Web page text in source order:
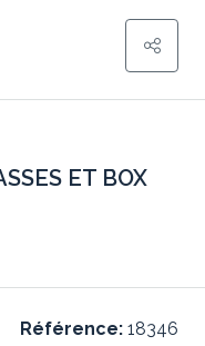
ET BOX
Référence: 18346